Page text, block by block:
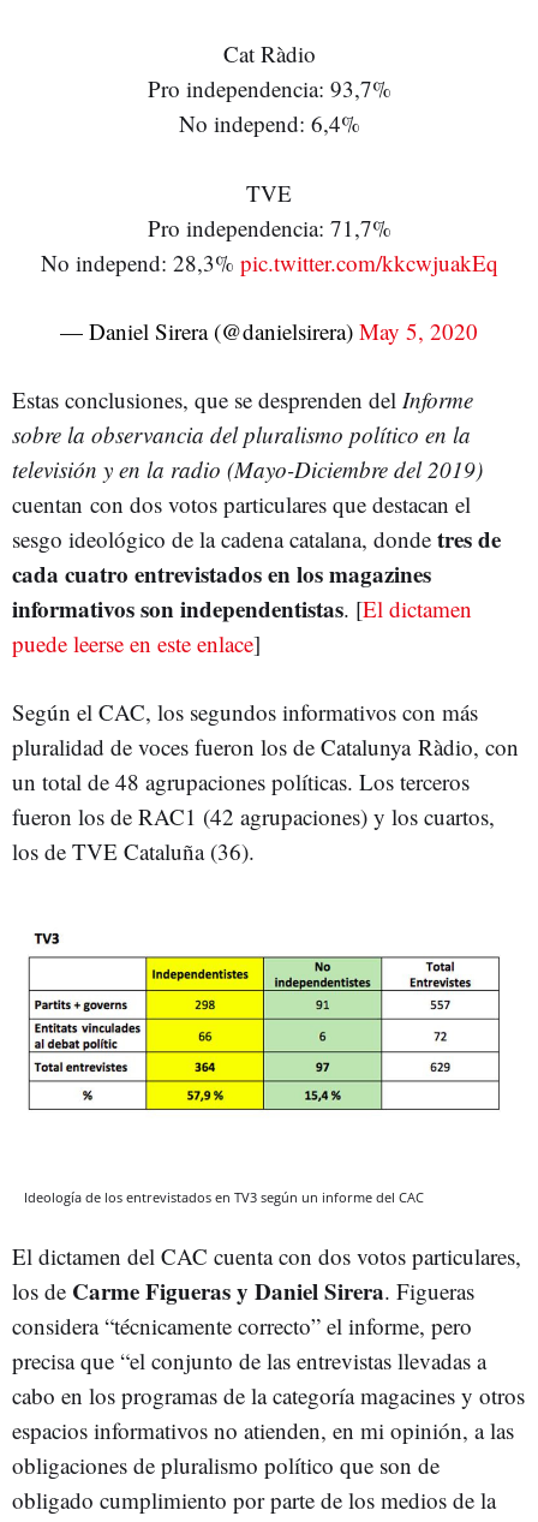
Cat Ràdio
Pro independencia: 93,7%
No independ: 6,4%
TVE
Pro independencia: 71,7%
No independ: 28,3% pic.twitter.com/kkcwjuakEq
— Daniel Sirera (@danielsirera) May 5, 2020
Estas conclusiones, que se desprenden del Informe
sobre la observancia del pluralismo político en la
televisión y en la radio (Mayo-Diciembre del 2019)
cuentan con dos votos particulares que destacan el
sesgo ideológico de la cadena catalana, donde tres de
cada cuatro entrevistados en los magazines
informativos son independentistas. [El dictamen
puede leerse en este enlace]
Según el CAC, los segundos informativos con más
pluralidad de voces fueron los de Catalunya Ràdio, con
un total de 48 agrupaciones políticas. Los terceros
fueron los de RAC1 (42 agrupaciones) y los cuartos,
los de TVE Cataluña (36).
Ideología de los entrevistados en TV3 según un informe del CAC
El dictamen del CAC cuenta con dos votos particulares,
los de Carme Figueras y Daniel Sirera. Figueras
considera “técnicamente correcto” el informe, pero
precisa que “el conjunto de las entrevistas llevadas a
cabo en los programas de la categoría magacines y otros
espacios informativos no atienden, en mi opinión, a las
obligaciones de pluralismo político que son de
obligado cumplimiento por parte de los medios de la